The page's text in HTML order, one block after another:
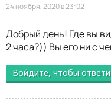
24 ноября, 2020 в 23:02
Добрый день! Где вы
2 часа?)) Вы его ни с
Войдите, чтобы